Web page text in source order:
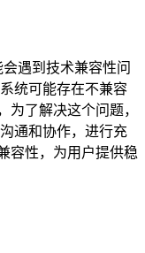
遇到技术兼容性问
统可能存在不兼容
为了解决这个问题，
通和协作，进行充
容性，为用户提供稳